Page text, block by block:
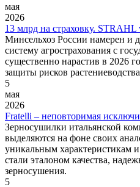
мая
2026
13 млрд на страховку.
Минсельхоз России намерен и
систему агрострахования с
существенно нарастив в 2026
защиты рисков
5
мая
2026
Fratelli – неповторимая
Зерносушилки итальянской
выделяются на фоне своих
уникальным характеристикам
стали эталоном качества,
зерносушения.
5